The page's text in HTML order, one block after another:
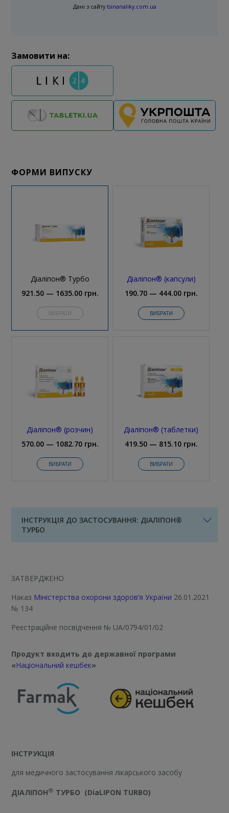
Дані з сайту tsinanaliky.com.ua
Замовити на:
ФОРМИ ВИПУСКУ
Діаліпон® Турбо
921.50 — 1635.00 грн.
ВИБРАТИ
Діаліпон® (капсули)
190.70 — 444.00 грн.
ВИБРАТИ
Діаліпон® (розчин)
570.00 — 1082.70 грн.
ВИБРАТИ
Діаліпон® (таблетки)
419.50 — 815.10 грн.
ВИБРАТИ
ІНСТРУКЦІЯ ДО ЗАСТОСУВАННЯ: ДІАЛІПОН®
ТУРБО
ЗАТВЕРДЖЕНО
Наказ Міністерства охорони здоров’я України 26.01.2021
№ 134
Реєстраційне посвідчення № UA/0794/01/02
Продукт входить до державної програми
«Національний кешбек»
ІНСТРУКЦІЯ
для медичного застосування лікарського засобу
ДІАЛІПОН® ТУРБО (DiaLIPON TURBO)